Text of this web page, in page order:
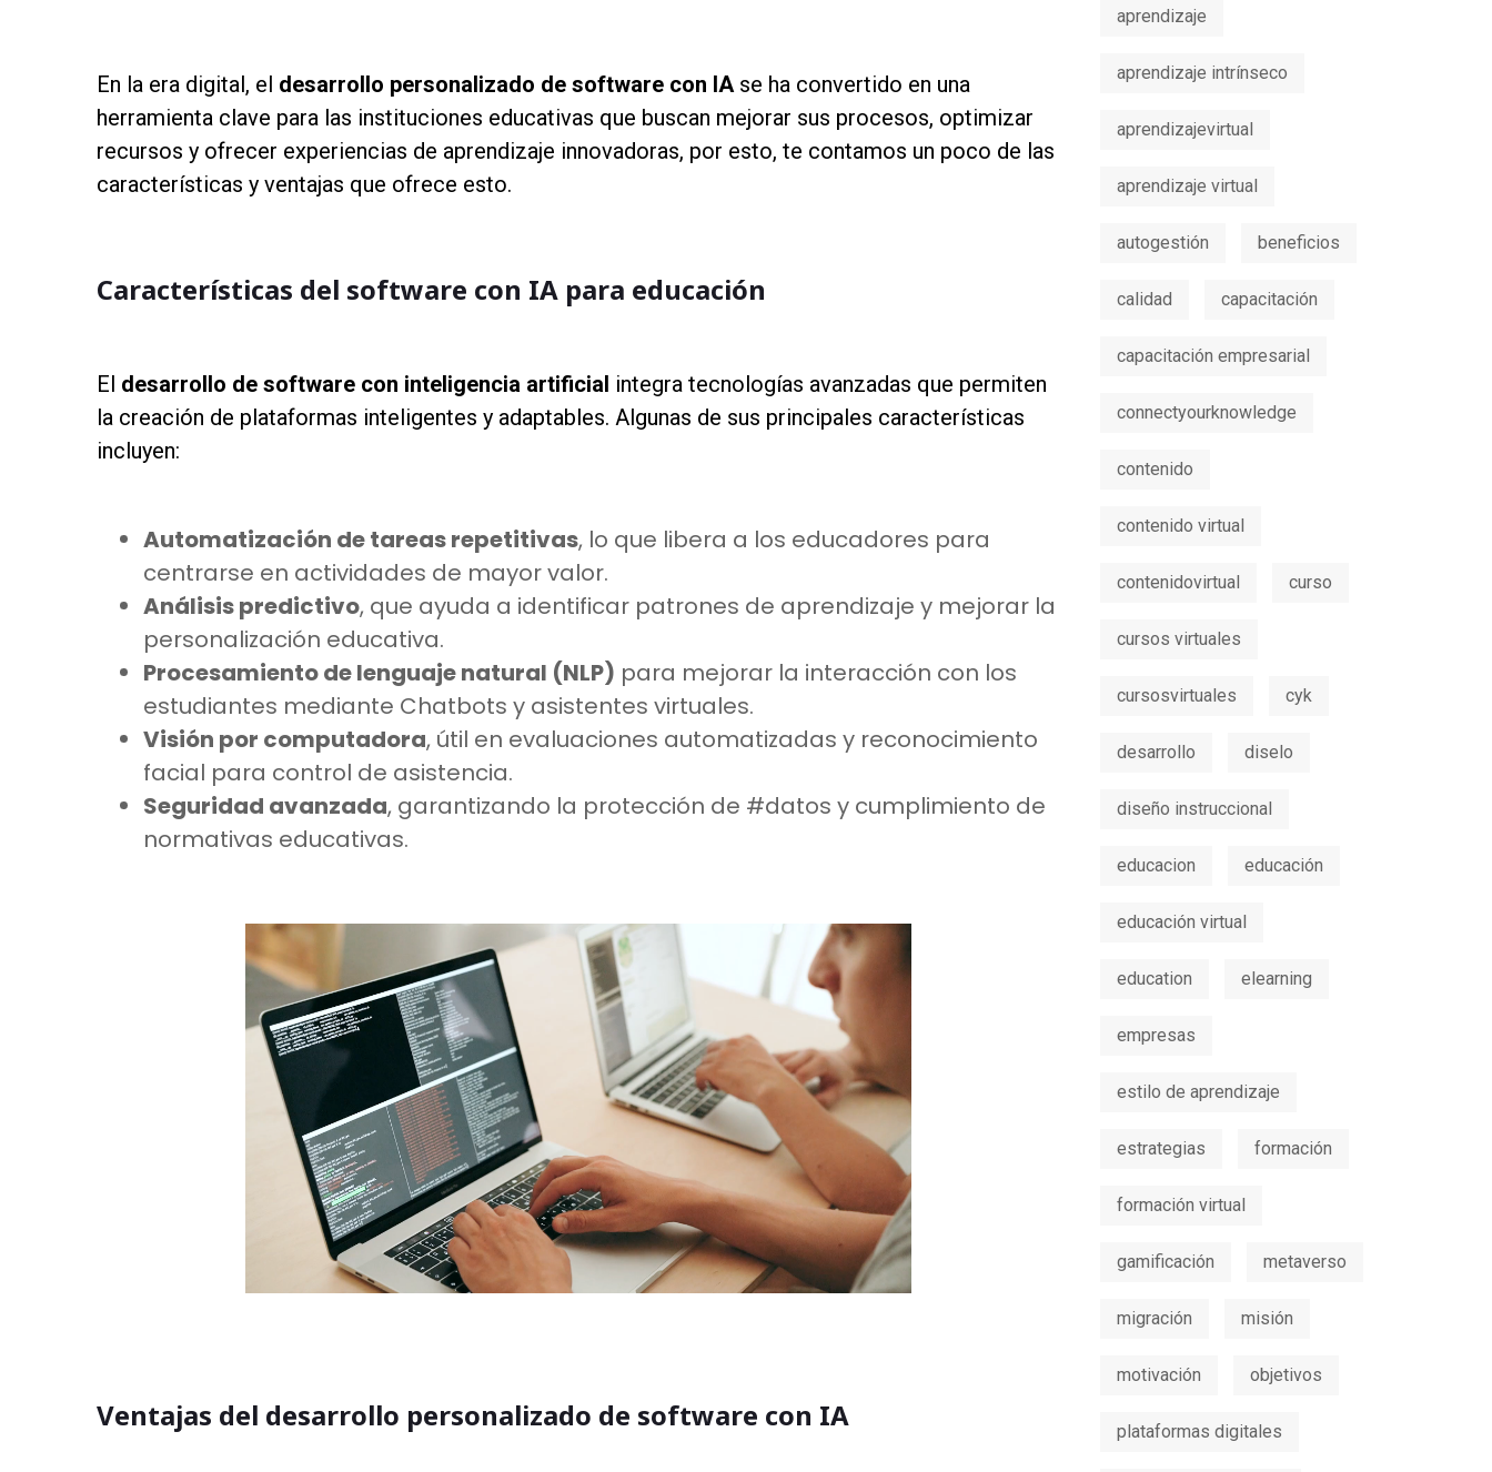
En la era digital, el desarrollo personalizado de software con IA se ha convertido en una
herramienta clave para las instituciones educativas que buscan mejorar sus procesos, optimizar
recursos y ofrecer experiencias de aprendizaje innovadoras, por esto, te contamos un poco de las
características y ventajas que ofrece esto.
Características del software con IA para educación
El desarrollo de software con inteligencia artificial integra tecnologías avanzadas que permiten
la creación de plataformas inteligentes y adaptables. Algunas de sus principales características
incluyen:
Automatización de tareas repetitivas, lo que libera a los educadores para
centrarse en actividades de mayor valor.
Análisis predictivo, que ayuda a identificar patrones de aprendizaje y mejorar la
personalización educativa.
Procesamiento de lenguaje natural (NLP) para mejorar la interacción con los
estudiantes mediante Chatbots y asistentes virtuales.
Visión por computadora, útil en evaluaciones automatizadas y reconocimiento
facial para control de asistencia.
Seguridad avanzada, garantizando la protección de #datos y cumplimiento de
normativas educativas.
Ventajas del desarrollo personalizado de software con IA
aprendizaje
aprendizaje intrínseco
aprendizajevirtual
aprendizaje virtual
autogestión beneficios
calidad capacitación
capacitación empresarial
connectyourknowledge
contenido
contenido virtual
contenidovirtual curso
cursos virtuales
cursosvirtuales cyk
desarrollo diselo
diseño instruccional
educacion educación
educación virtual
education elearning
empresas
estilo de aprendizaje
estrategias formación
formación virtual
gamificación metaverso
migración misión
motivación objetivos
plataformas digitales